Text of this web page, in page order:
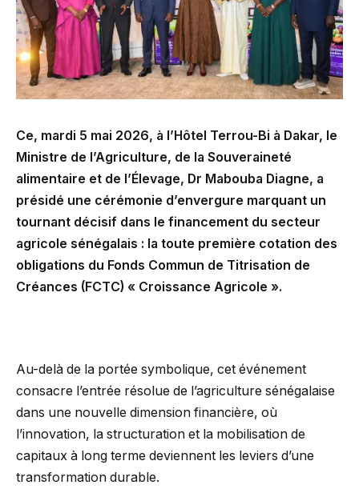
Ce, mardi 5 mai 2026, à l’Hôtel Terrou-Bi à Dakar, le
Ministre de l’Agriculture, de la Souveraineté
alimentaire et de l’Élevage, Dr Mabouba Diagne, a
présidé une cérémonie d’envergure marquant un
tournant décisif dans le financement du secteur
agricole sénégalais : la toute première cotation des
obligations du Fonds Commun de Titrisation de
Créances (FCTC) « Croissance Agricole ».
Au-delà de la portée symbolique, cet événement
consacre l’entrée résolue de l’agriculture sénégalaise
dans une nouvelle dimension financière, où
l’innovation, la structuration et la mobilisation de
capitaux à long terme deviennent les leviers d’une
transformation durable.